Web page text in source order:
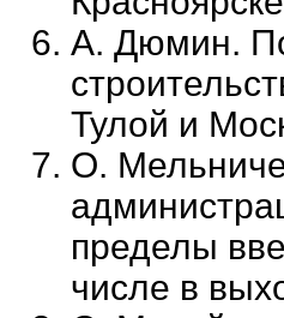
А. Дюмин.
Тулой и
О.
пределы
числе в